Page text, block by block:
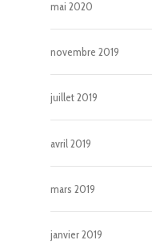
mai 2020
novembre 2019
juillet 2019
avril 2019
mars 2019
janvier 2019